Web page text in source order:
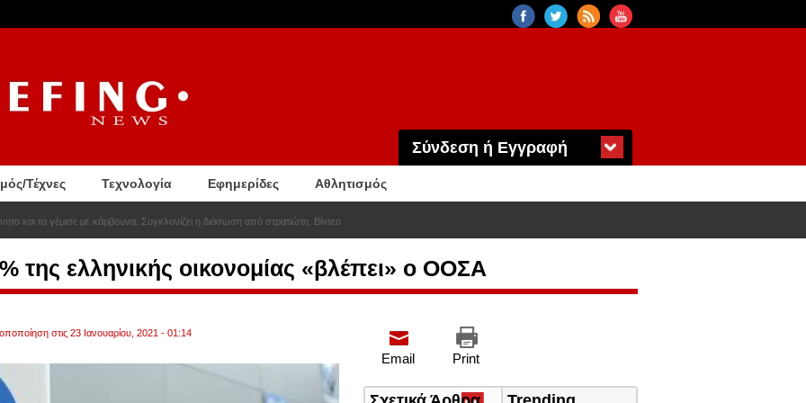
Σύνδεση ή Εγγραφή
Τέχνες Τεχνολογία Εφημερίδες Αθλητισμός
και το γέμισε με κάρβουνα. Συγκλονίζει η διάσωση από στρατιώτη. Βίντεο
της ελληνικής οικονομίας «βλέπει» ο ΟΟΣΑ
στις 23 Ιανουαρίου, 2021 - 01:14
Print
Email